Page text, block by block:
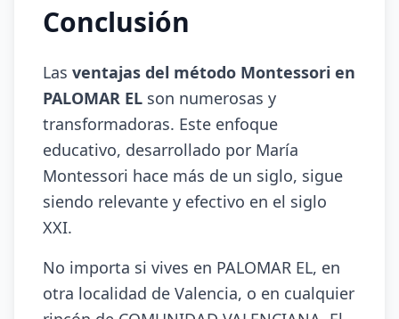
Conclusión
Las ventajas del método Montessori en
PALOMAR EL son numerosas y
transformadoras. Este enfoque
educativo, desarrollado por María
Montessori hace más de un siglo, sigue
siendo relevante y efectivo en el siglo
XXI.
No importa si vives en PALOMAR EL, en
otra localidad de Valencia, o en cualquier